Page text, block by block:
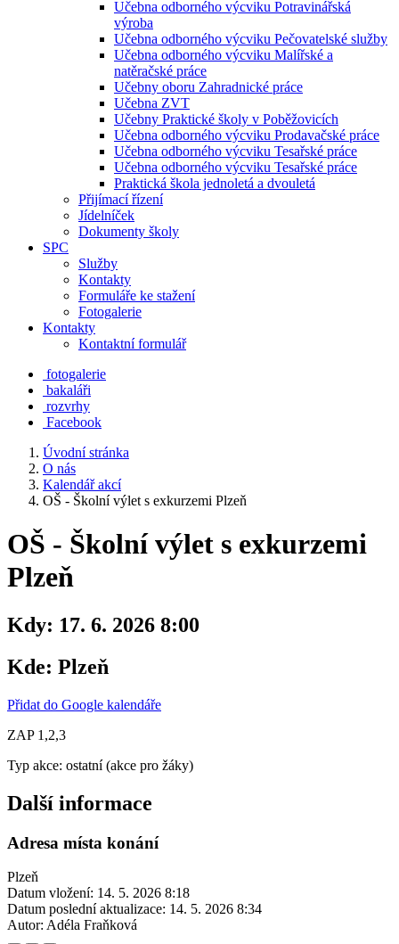
Učebna odborného výcviku Potravinářská
výroba
Učebna odborného výcviku Pečovatelské služby
Učebna odborného výcviku Malířské a
natěračské práce
Učebny oboru Zahradnické práce
Učebna ZVT
Učebny Praktické školy v Poběžovicích
Učebna odborného výcviku Prodavačské práce
Učebna odborného výcviku Tesařské práce
Učebna odborného výcviku Tesařské práce
Praktická škola jednoletá a dvouletá
Přijímací řízení
Jídelníček
Dokumenty školy
SPC
Služby
Kontakty
Formuláře ke stažení
Fotogalerie
Kontakty
Kontaktní formulář
fotogalerie
bakaláři
rozvrhy
Facebook
Úvodní stránka
O nás
Kalendář akcí
OŠ - Školní výlet s exkurzemi Plzeň
OŠ - Školní výlet s exkurzemi
Plzeň
Kdy: 17. 6. 2026 8:00
Kde: Plzeň
Přidat do Google kalendáře
ZAP 1,2,3
Typ akce: ostatní (akce pro žáky)
Další informace
Adresa místa konání
Plzeň
Datum vložení: 14. 5. 2026 8:18
Datum poslední aktualizace: 14. 5. 2026 8:34
Autor: Adéla Fraňková